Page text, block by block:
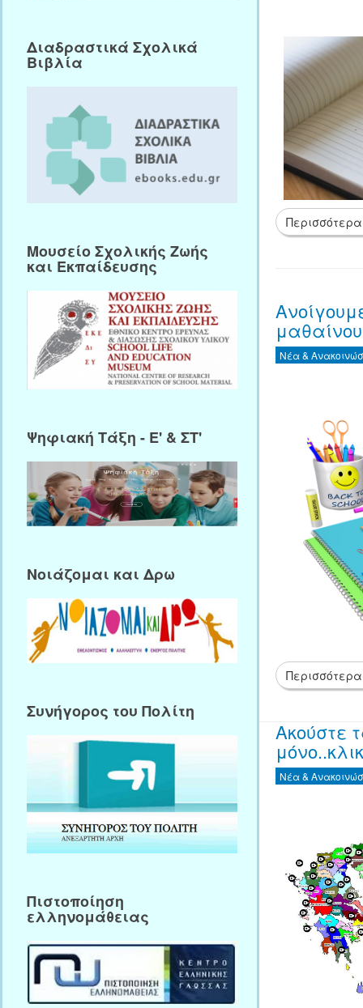
Νέα &
Ακούστε
Νέα &
Διαδραστικά Σχολικά
Βιβλία
Μουσείο Σχολικής Ζωής
και Εκπαίδευσης
Ψηφιακή Τάξη - Ε' & ΣΤ'
Νοιάζομαι και Δρω
Συνήγορος του Πολίτη
Πιστοποίηση
ελληνομάθειας